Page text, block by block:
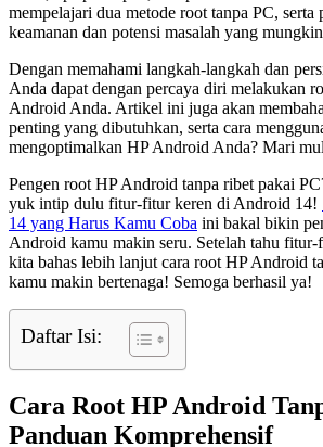
mempelajari dua metode root tanpa PC, serta
keamanan dan potensi masalah yang
Dengan memahami langkah-langkah dan
Anda dapat dengan percaya diri melakukan
Android Anda. Artikel ini juga akan
penting yang dibutuhkan, serta cara
mengoptimalkan HP Android Anda? Mari
Pengen root HP Android tanpa ribet pakai
yuk intip dulu fitur-fitur keren di Android 14!
14 yang Harus Kamu Coba ini bakal bikin
Android kamu makin seru. Setelah tahu
kita bahas lebih lanjut cara root HP Android
kamu makin bertenaga! Semoga berhasil ya!
Daftar Isi:
Cara Root HP Android
Panduan Komprehensif